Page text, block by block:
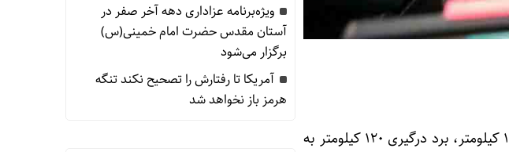
برد بلند شهید آرمان با برد ردگیری ۱۸۰ کیلومتر، برد درگیری ۱۲۰ کیلومتر به
ویژه‌برنامه عزاداری دهه آخر صفر در
آستان مقدس حضرت امام خمینی(س)
برگزار می‌شود
آمریکا تا رفتارش را تصحیح نکند تنگه
هرمز باز نخواهد شد